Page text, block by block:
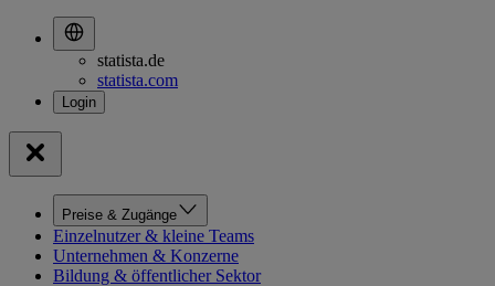
statista.de
statista.com
Preise & Zugänge
Einzelnutzer & kleine Teams
Unternehmen & Konzerne
Bildung & öffentlicher Sektor